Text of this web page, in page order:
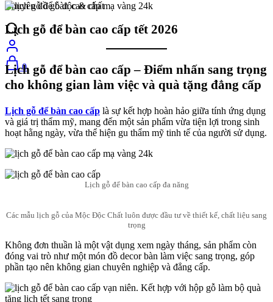
Chuyên đồ gỗ độc & chất
0
Lịch gỗ để bàn cao cấp tết 2026
Lịch gỗ để bàn cao cấp – Điểm nhấn sang trọng
cho không gian làm việc và quà tặng đẳng cấp
Lịch gỗ để bàn cao cấp là sự kết hợp hoàn hảo giữa tính ứng dụng
và giá trị thẩm mỹ, mang đến một sản phẩm vừa tiện lợi trong sinh
hoạt hằng ngày, vừa thể hiện gu thẩm mỹ tinh tế của người sử dụng.
Lịch gỗ để bàn cao cấp đa năng
Các mẫu lịch gỗ của Mộc Độc Chất luôn được đầu tư về thiết kế, chất liệu sang
trọng
Không đơn thuần là một vật dụng xem ngày tháng, sản phẩm còn
đóng vai trò như một món đồ decor bàn làm việc sang trọng, góp
phần tạo nên không gian chuyên nghiệp và đẳng cấp.